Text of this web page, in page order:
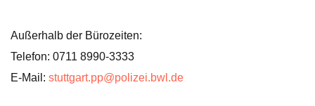
Außerhalb der Bürozeiten:
Telefon: 0711 8990-3333
E-Mail: stuttgart.pp@polizei.bwl.de